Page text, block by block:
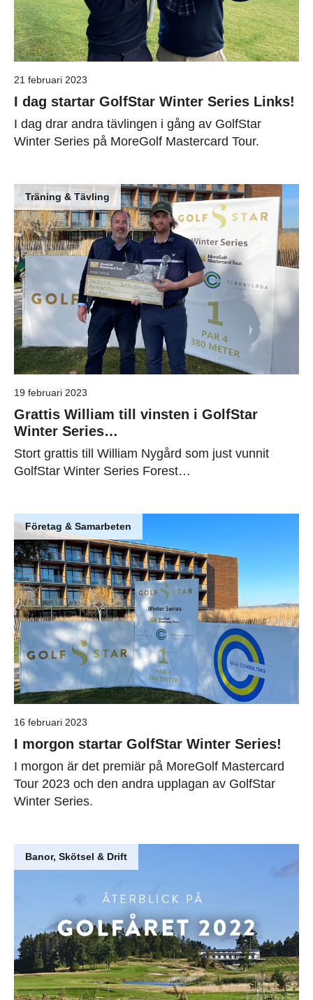
21 februari 2023
I dag startar GolfStar Winter Series Links!
I dag drar andra tävlingen i gång av GolfStar
Winter Series på MoreGolf Mastercard Tour.
Träning & Tävling
19 februari 2023
Grattis William till vinsten i GolfStar
Winter Series…
Stort grattis till William Nygård som just vunnit
GolfStar Winter Series Forest…
Företag & Samarbeten
16 februari 2023
I morgon startar GolfStar Winter Series!
I morgon är det premiär på MoreGolf Mastercard
Tour 2023 och den andra upplagan av GolfStar
Winter Series.
Banor, Skötsel & Drift